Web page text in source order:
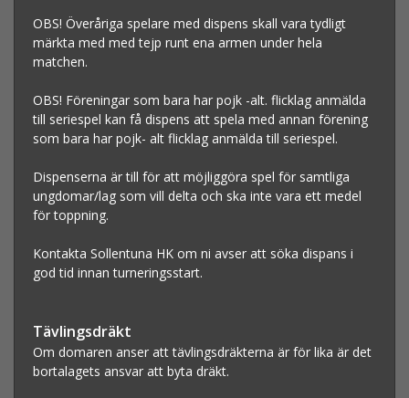
OBS! Överåriga spelare med dispens skall vara tydligt
märkta med med tejp runt ena armen under hela
matchen.
OBS! Föreningar som bara har pojk -alt. flicklag anmälda
till seriespel kan få dispens att spela med annan förening
som bara har pojk- alt flicklag anmälda till seriespel.
Dispenserna är till för att möjliggöra spel för samtliga
ungdomar/lag som vill delta och ska inte vara ett medel
för toppning.
Kontakta Sollentuna HK om ni avser att söka dispans i
god tid innan turneringsstart.
Tävlingsdräkt
Om domaren anser att tävlingsdräkterna är för lika är det
bortalagets ansvar att byta dräkt.